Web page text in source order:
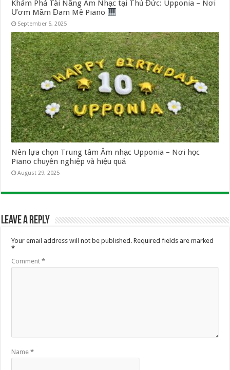
Khám Phá Tài Năng Âm Nhạc tại Thủ Đức: Upponia – Nơi
Ươm Mầm Đam Mê Piano
September 5, 2025
Nên lựa chọn Trung tâm Âm nhạc Upponia – Nơi học
Piano chuyên nghiệp và hiệu quả
August 29, 2025
Leave a Reply
Your email address will not be published. Required fields are marked
*
Comment*
Name*